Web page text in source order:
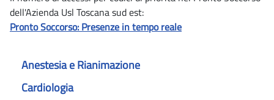
Anestesia e Rianimazione
Cardiologia
dell'Azienda Usl Toscana sud est:
Pronto Soccorso: Presenze in tempo reale